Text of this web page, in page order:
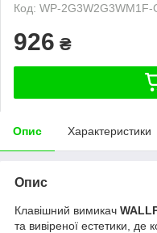
Код: WP-2G3W2G3WM1F-
926 ₴
Опис Характеристики
Опис
Клавішний вимикач
та вивіреної естетики, де